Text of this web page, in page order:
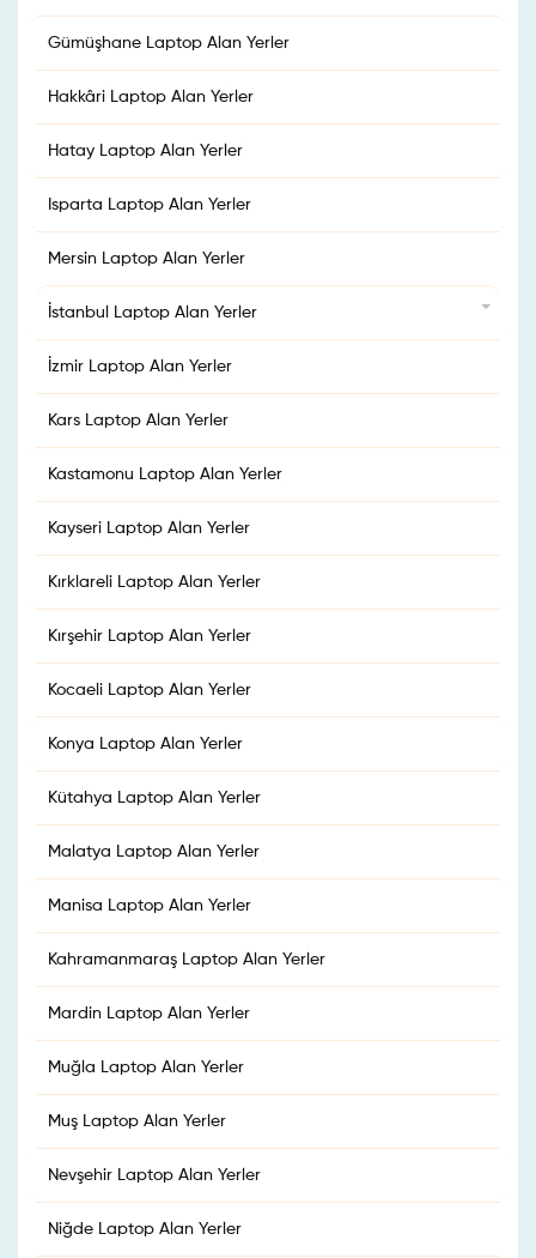
Gümüşhane Laptop Alan Yerler
Hakkâri Laptop Alan Yerler
Hatay Laptop Alan Yerler
Isparta Laptop Alan Yerler
Mersin Laptop Alan Yerler
İstanbul Laptop Alan Yerler
İzmir Laptop Alan Yerler
Kars Laptop Alan Yerler
Kastamonu Laptop Alan Yerler
Kayseri Laptop Alan Yerler
Kırklareli Laptop Alan Yerler
Kırşehir Laptop Alan Yerler
Kocaeli Laptop Alan Yerler
Konya Laptop Alan Yerler
Kütahya Laptop Alan Yerler
Malatya Laptop Alan Yerler
Manisa Laptop Alan Yerler
Kahramanmaraş Laptop Alan Yerler
Mardin Laptop Alan Yerler
Muğla Laptop Alan Yerler
Muş Laptop Alan Yerler
Nevşehir Laptop Alan Yerler
Niğde Laptop Alan Yerler